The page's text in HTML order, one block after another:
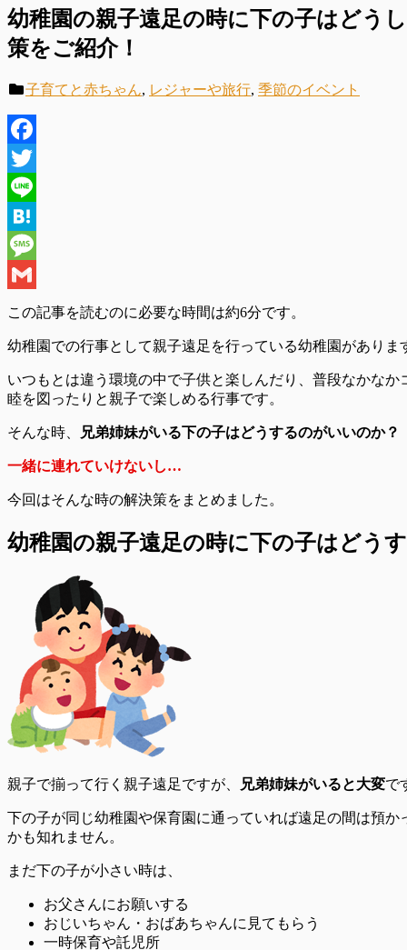
幼稚園の親子遠足の時に下の子はどう
策をご紹介！
子育てと赤ちゃん, レジャーや旅行, 季節のイベント
Facebook
Twitter
Line
Hatena
Message
Gmail
この記事を読むのに必要な時間は約6分です。
幼稚園での行事として親子遠足を行っている幼稚園がありま
いつもとは違う環境の中で子供と楽しんだり、普段なかな
睦を図ったりと親子で楽しめる行事です。
そんな時、 兄弟姉妹がいる下の子はどうするのがいいのか？
一緒に連れていけないし…
今回はそんな時の解決策をまとめました。
幼稚園の親子遠足の時に下の子はどう
親子で揃って行く親子遠足ですが、 兄弟姉妹がいると大変で
下の子が同じ幼稚園や保育園に通っていれば遠足の間は預
かも知れません。
まだ下の子が小さい時は、
お父さんにお願いする
おじいちゃん・おばあちゃんに見てもらう
一時保育や託児所